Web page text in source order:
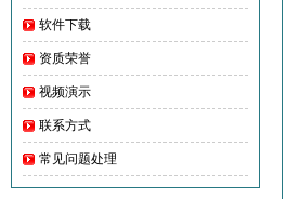
软件下载
资质荣誉
视频演示
联系方式
常见问题处理